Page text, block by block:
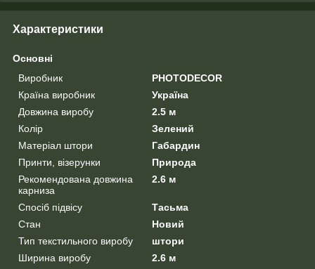
Характеристики
Основні
Виробник
PHOTODECOR
Країна виробник
Україна
Довжина виробу
2.5 м
Колір
Зелений
Матеріал штори
Габардин
Принти, візерунки
Природа
Рекомендована довжина
карниза
2.6 м
Спосіб підвісу
Тасьма
Стан
Новий
Тип текстильного виробу
штори
Ширина виробу
2.6 м